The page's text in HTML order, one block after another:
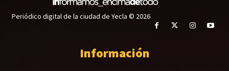
Periódico digital de la ciudad de Yecla © 2026
Información